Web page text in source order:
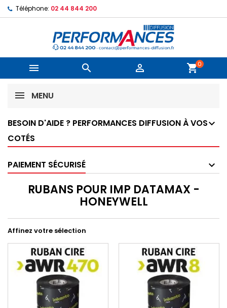
Téléphone: 02 44 844 200
   shopping_cart0
MENU
BESOIN D'AIDE ? PERFORMANCES DIFFUSION À VOS
COTÉS
PAIEMENT SÉCURISÉ
RUBANS POUR IMP DATAMAX -
HONEYWELL
Affinez votre sélection